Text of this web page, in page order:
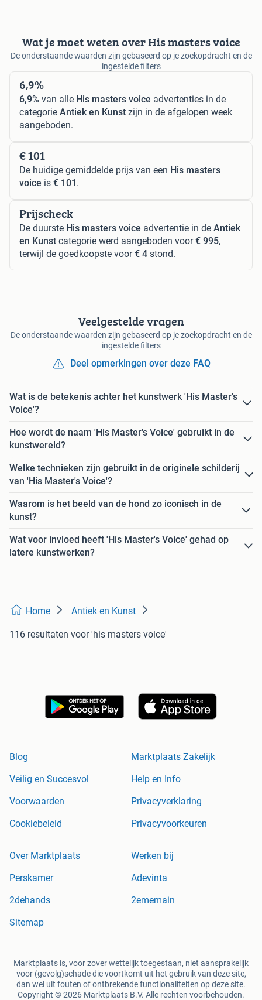
Wat je moet weten over His masters voice
De onderstaande waarden zijn gebaseerd op je zoekopdracht en de
ingestelde filters
6,9%
6,9% van alle His masters voice advertenties in de
categorie Antiek en Kunst zijn in de afgelopen week
aangeboden.
€ 101
De huidige gemiddelde prijs van een His masters
voice is € 101 .
Prijscheck
De duurste His masters voice advertentie in de Antiek
en Kunst categorie werd aangeboden voor€ 995,
terwijl de goedkoopste voor€ 4 stond.
Veelgestelde vragen
De onderstaande waarden zijn gebaseerd op je zoekopdracht en de
ingestelde filters
Deel opmerkingen over deze FAQ
Wat is de betekenis achter het kunstwerk 'His Master's
Voice'?
Hoe wordt de naam 'His Master's Voice' gebruikt in de
kunstwereld?
Welke technieken zijn gebruikt in de originele schilderij
van 'His Master's Voice'?
Waarom is het beeld van de hond zo iconisch in de
kunst?
Wat voor invloed heeft 'His Master's Voice' gehad op
latere kunstwerken?
Home Antiek en Kunst
116 resultaten voor 'his masters voice'
Blog
Marktplaats Zakelijk
Veilig en Succesvol
Help en Info
Voorwaarden
Privacyverklaring
Cookiebeleid
Privacyvoorkeuren
Over Marktplaats
Werken bij
Perskamer
Adevinta
2dehands
2ememain
Sitemap
Marktplaats is, voor zover wettelijk toegestaan, niet aansprakelijk
voor (gevolg)schade die voortkomt uit het gebruik van deze site,
dan wel uit fouten of ontbrekende functionaliteiten op deze site.
Copyright © 2026 Marktplaats B.V. Alle rechten voorbehouden.